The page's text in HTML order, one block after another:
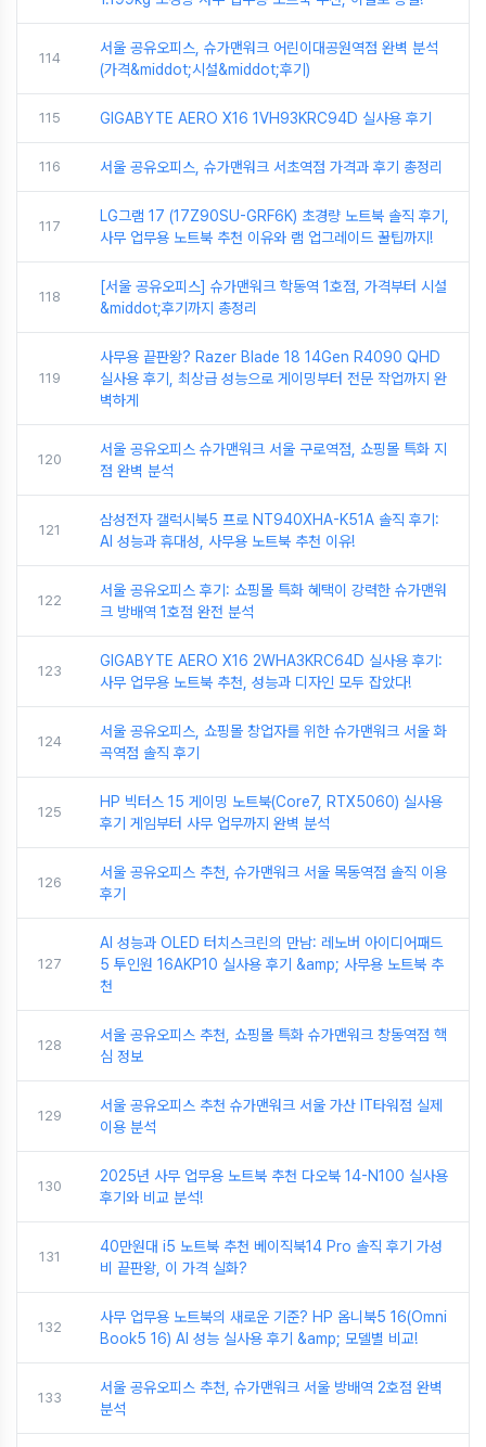
114
서울 공유오피스, 슈가맨워크 어린이대공원역점 완벽 분석
(가격&middot;시설&middot;후기)
115 GIGABYTE AERO X16 1VH93KRC94D 실사용 후기
116 서울 공유오피스, 슈가맨워크 서초역점 가격과 후기 총정리
117
LG그램 17 (17Z90SU-GRF6K) 초경량 노트북 솔직 후기,
사무 업무용 노트북 추천 이유와 램 업그레이드 꿀팁까지!
118
[서울 공유오피스] 슈가맨워크 학동역 1호점, 가격부터 시설
&middot;후기까지 총정리
119
사무용 끝판왕? Razer Blade 18 14Gen R4090 QHD
실사용 후기, 최상급 성능으로 게이밍부터 전문 작업까지 완
벽하게
120
서울 공유오피스 슈가맨워크 서울 구로역점, 쇼핑몰 특화 지
점 완벽 분석
121
삼성전자 갤럭시북5 프로 NT940XHA-K51A 솔직 후기:
AI 성능과 휴대성, 사무용 노트북 추천 이유!
122
서울 공유오피스 후기: 쇼핑몰 특화 혜택이 강력한 슈가맨워
크 방배역 1호점 완전 분석
123
GIGABYTE AERO X16 2WHA3KRC64D 실사용 후기:
사무 업무용 노트북 추천, 성능과 디자인 모두 잡았다!
124
서울 공유오피스, 쇼핑몰 창업자를 위한 슈가맨워크 서울 화
곡역점 솔직 후기
125
HP 빅터스 15 게이밍 노트북(Core7, RTX5060) 실사용
후기 게임부터 사무 업무까지 완벽 분석
126
서울 공유오피스 추천, 슈가맨워크 서울 목동역점 솔직 이용
후기
127
AI 성능과 OLED 터치스크린의 만남: 레노버 아이디어패드
5 투인원 16AKP10 실사용 후기 &amp; 사무용 노트북 추
천
128
서울 공유오피스 추천, 쇼핑몰 특화 슈가맨워크 창동역점 핵
심 정보
129
서울 공유오피스 추천 슈가맨워크 서울 가산 IT타워점 실제
이용 분석
130
2025년 사무 업무용 노트북 추천 다오북 14-N100 실사용
후기와 비교 분석!
131
40만원대 i5 노트북 추천 베이직북14 Pro 솔직 후기 가성
비 끝판왕, 이 가격 실화?
132
사무 업무용 노트북의 새로운 기준? HP 옴니북5 16(Omni
Book5 16) AI 성능 실사용 후기 &amp; 모델별 비교!
133
서울 공유오피스 추천, 슈가맨워크 서울 방배역 2호점 완벽
분석